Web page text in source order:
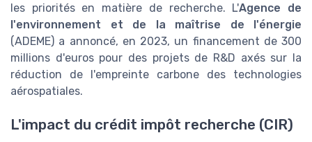
les priorités en matière de recherche. L'Agence de
l'environnement et de la maîtrise de l'énergie
(ADEME) a annoncé, en 2023, un financement de 300
millions d'euros pour des projets de R&D axés sur la
réduction de l'empreinte carbone des technologies
aérospatiales.
L'impact du crédit impôt recherche (CIR)